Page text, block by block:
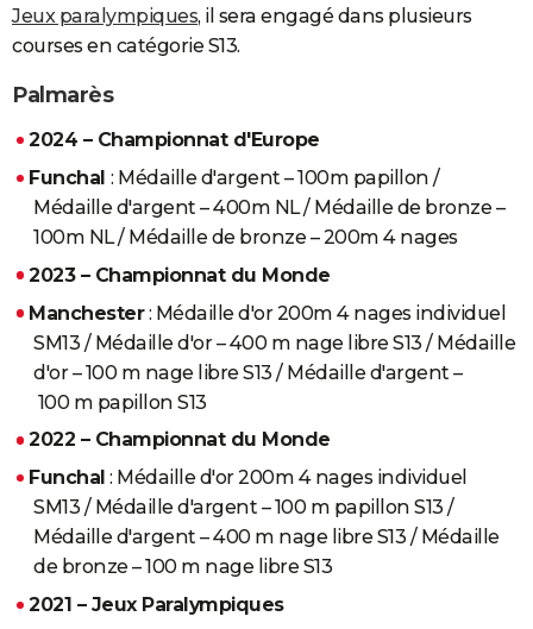
Jeux paralympiques, il sera engagé dans plusieurs
courses en catégorie S13.
Palmarès
2024 – Championnat d'Europe
Funchal: Médaille d'argent – 100m papillon /
Médaille d'argent – 400m NL / Médaille de bronze –
100m NL / Médaille de bronze – 200m 4 nages
2023 – Championnat du Monde
Manchester: Médaille d'or 200m 4 nages individuel
SM13 / Médaille d'or – 400 m nage libre S13 / Médaille
d'or – 100 m nage libre S13 / Médaille d'argent –
100 m papillon S13
2022 – Championnat du Monde
Funchal : Médaille d'or 200m 4 nages individuel
SM13 / Médaille d'argent – 100 m papillon S13 /
Médaille d'argent – 400 m nage libre S13 / Médaille
de bronze – 100 m nage libre S13
2021 – Jeux Paralympiques